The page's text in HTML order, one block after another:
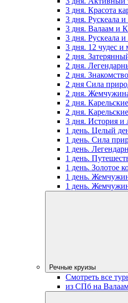
3 дня. Красота
3 дня. Рускеала
3 дня. Валаам и
3 дня. Рускеала
3 дня. 12 чудес
2 дня.
2 дня.
2 дня.
2 дня Сила
2 дня.
2 дня.
2 дня.
3 дня. История и
1 день. Целый
1 день. Сила
1 день.
1 день.
1 день. Золотое
1 день.
1 день.
Речные круизы
Смотреть все
из СПб на